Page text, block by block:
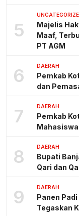
5
Majelis
Maaf,
PT AGM
6 DAERAH
Pemkab
dan
7 DAERAH
Pemkab
Mahasiswa
8 DAERAH
Bupati
Qari dan
9 DAERAH
Panen
Tegaskan